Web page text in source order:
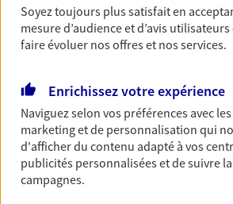
Préparez sereinement ce
votre vie avec les conseils d'un
notre solution PER (Plan Epargne
Prévoyance
Pour un avenir serein, assurez-
contrat prévoyance. Préservez vos
Soyez toujours plus satisfait en
mesure d’audience et d’avis
faire évoluer nos offres et nos services.
Enrichissez votre expérience
Naviguez selon vos préférences avec les
marketing et de personnalisation qui
d'afficher du contenu adapté à vos
publicités personnalisées et de suivre
campagnes.